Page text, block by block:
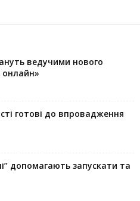
ведучими нового
готові до впровадження
допомагають запускaти та